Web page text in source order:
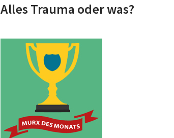
Alles Trauma oder was?